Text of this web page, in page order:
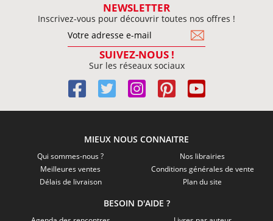
NEWSLETTER
Inscrivez-vous pour découvrir toutes nos offres !
SUIVEZ-NOUS !
Sur les réseaux sociaux
MIEUX NOUS CONNAITRE
Qui sommes-nous ?
Meilleures ventes
Délais de livraison
Nos librairies
Conditions générales de vente
Plan du site
BESOIN D'AIDE ?